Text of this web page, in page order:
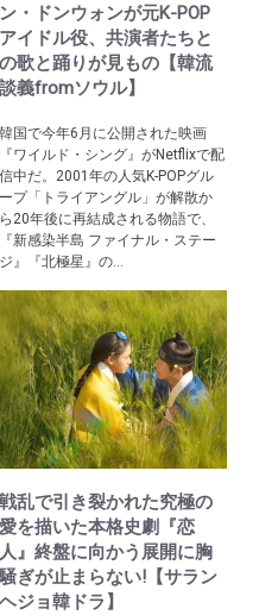
ン・ドンウォンが元K-POP
アイドル役、共演者たちと
の歌と踊りが見もの【韓流
談義fromソウル】
韓国で今年6月に公開された映画
『ワイルド・シング』がNetflixで配
信中だ。2001年の人気K-POPグル
ープ「トライアングル」が解散か
ら20年後に再結成される物語で、
『新感染半島 ファイナル・ステー
ジ』『北極星』の...
戦乱で引き裂かれた究極の
愛を描いた本格史劇『恋
人』終盤に向かう展開に胸
騒ぎが止まらない!【サラン
ヘジョ韓ドラ】